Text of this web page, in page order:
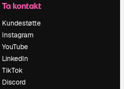
Ta kontakt
Kundestøtte
Instagram
YouTube
LinkedIn
TikTok
Discord